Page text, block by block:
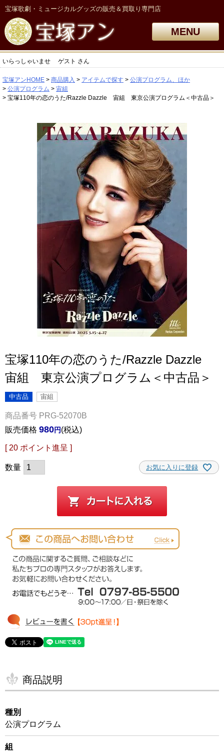
宝塚歌劇・ミュージカルグッズの販売＆買取り専門店
MENU
いらっしゃいませ ゲスト さん
宝塚アンHOME 商品購入 アイテムで探す
公演プログラム、ほか
公演プログラム
宙組
宝塚110年の恋のうた/Razzle Dazzle 宙組 東京公演プログラム＜中古品＞
宝塚110年の恋のうた/Razzle Dazzle
宙組 東京公演プログラム＜中古品＞
中古品 宙組
商品番号 PRG-52070B
販売価格 980 税込
[ 20 ポイント進呈 ]
お気に入りに登録
商品説明
種別
公演プログラム
組